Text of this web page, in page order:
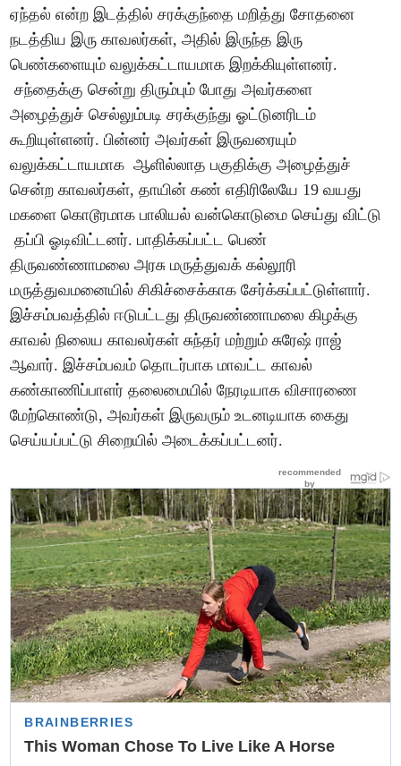
ஏந்தல் என்ற இடத்தில் சரக்குந்தை மறித்து சோதனை
நடத்திய இரு காவலர்கள், அதில் இருந்த இரு
பெண்களையும் வலுக்கட்டாயமாக இறக்கியுள்ளனர்.
சந்தைக்கு சென்று திரும்பும் போது அவர்களை
அழைத்துச் செல்லும்படி சரக்குந்து ஓட்டுனரிடம்
கூறியுள்ளனர். பின்னர் அவர்கள் இருவரையும்
வலுக்கட்டாயமாக ஆளில்லாத பகுதிக்கு அழைத்துச்
சென்ற காவலர்கள், தாயின் கண் எதிரிலேயே 19 வயது
மகளை கொடூரமாக பாலியல் வன்கொடுமை செய்து விட்டு
தப்பி ஓடிவிட்டனர். பாதிக்கப்பட்ட பெண்
திருவண்ணாமலை அரசு மருத்துவக் கல்லூரி
மருத்துவமனையில் சிகிச்சைக்காக சேர்க்கப்பட்டுள்ளார்.
இச்சம்பவத்தில் ஈடுபட்டது திருவண்ணாமலை கிழக்கு
காவல் நிலைய காவலர்கள் சுந்தர் மற்றும் சுரேஷ் ராஜ்
ஆவார். இச்சம்பவம் தொடர்பாக மாவட்ட காவல்
கண்காணிப்பாளர் தலைமையில் நேரடியாக விசாரணை
மேற்கொண்டு, அவர்கள் இருவரும் உடனடியாக கைது
செய்யப்பட்டு சிறையில் அடைக்கப்பட்டனர்.